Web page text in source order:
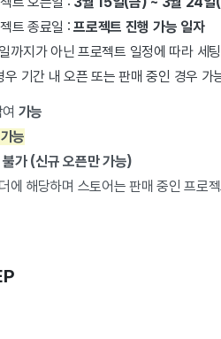
트 종료일 :프로젝트 진행 가능 일자
까지가 아닌 프로젝트 일정에 따라
기간 내 오픈 또는 판매 중인 경우 가
가능
가능
불가 (신규 오픈만 가능)
에 해당하며 스토어는 판매 중인 프로